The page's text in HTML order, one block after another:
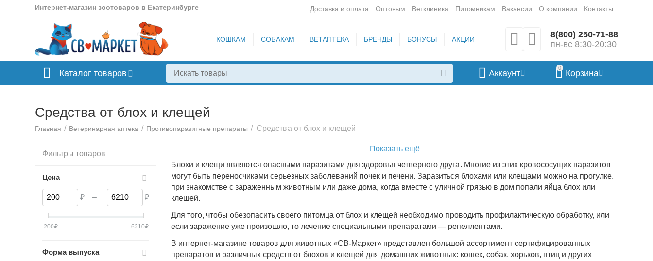
Интернет-магазин зоотоваров в Екатеринбурге Доставка и оплата Оптовым Ветклиника Питомникам Вакансии О компании Контакты
КОШКАМ СОБАКАМ ВЕТАПТЕКА БРЕНДЫ БОНУСЫ АКЦИИ
8(800) 250-71-88
пн-вс 8:30-20:30
Каталог товаров
0
Корзина
Аккаунт
Средства от блох и клещей
Главная / Ветеринарная аптека / Противопаразитные препараты / Средства от блох и клещей
Спреи
Показать ещё
Блохи и клещи являются опасными паразитами для здоровья четверного друга. Многие из этих кровососущих паразитов
могут быть переносчиками серьезных заболеваний почек и печени. Заразиться блохами или клещами можно на прогулке,
при знакомстве с зараженным животным или даже дома, когда вместе с уличной грязью в дом попали яйца блох или
клещей.
Для того, чтобы обезопасить своего питомца от блох и клещей необходимо проводить профилактическую обработку, или
если заражение уже произошло, то лечение специальными препаратами — репеллентами.
В интернет-магазине товаров для животных «СВ-Маркет» представлен большой ассортимент сертифицированных
препаратов и различных средств от блохов и клещей для домашних животных: кошек, собак, хорьков, птиц и других
Фильтры товаров
Цена
₽ – ₽
200₽ 6210₽
Форма выпуска